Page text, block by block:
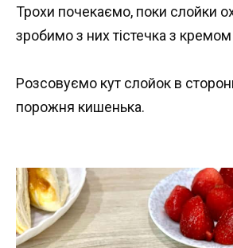
Трохи почекаємо, поки слойки
зробимо з них тістечка з кремом
Розсовуємо кут слойок в
порожня кишенька.